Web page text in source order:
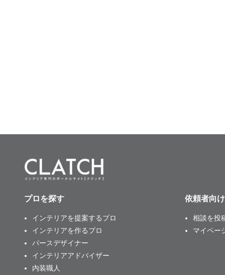
プロを探す
インテリアを提案するプロ
インテリアを作るプロ
パースデザイナー
インテリアアドバイザー
内装職人
依頼者向け
相談を投
マイペー